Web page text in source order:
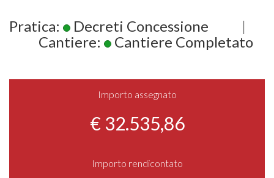
Pratica: Decreti Concessione
|
Cantiere:
Cantiere Completato
Importo assegnato
€ 32.535,86
Importo rendicontato